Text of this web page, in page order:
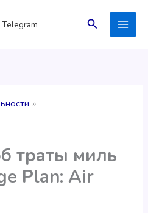
Telegram Поиск
траты миль
Plan: Air